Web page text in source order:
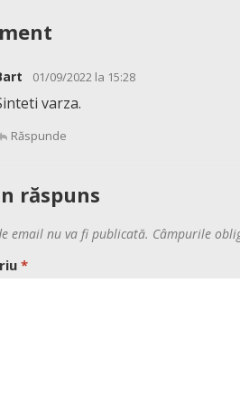
01/09/2022 la 15:28
varza.
Răspunde
răspuns
email nu va fi publicată. Câmpurile
*